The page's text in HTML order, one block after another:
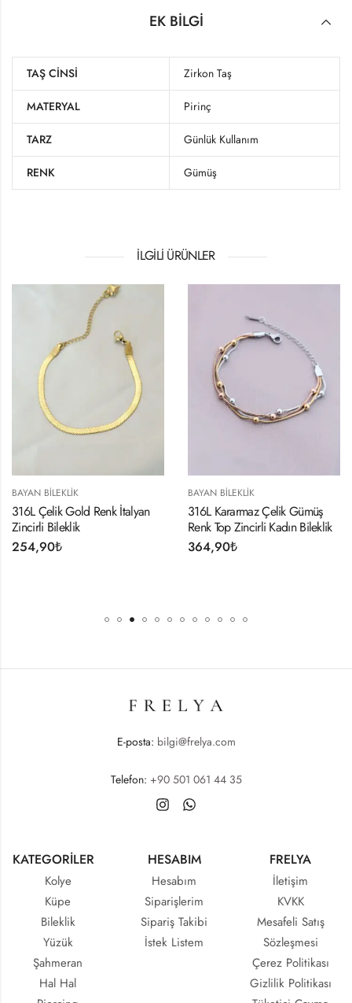
EK BILGI
TAŞ CINSI Zirkon Taş
MATERYAL Pirinç
TARZ Günlük Kullanım
RENK Gümüş
İLGILI ÜRÜNLER
BAYAN BILEKLIK
316L Çelik Gold Renk İtalyan
Zincirli Bileklik
254,90₺
BAYAN BILEKLIK
316L Kararmaz Çelik Gümüş
Renk Top Zincirli Kadın Bileklik
364,90₺
E-posta: bilgi@frelya.com
Telefon: +90 501 061 44 35
KATEGORİLER
Kolye
Küpe
Bileklik
Yüzük
Şahmeran
Hal Hal
HESABIM
Hesabım
Siparişlerim
Sipariş Takibi
İstek Listem
FRELYA
İletişim
KVKK
Mesafeli Satış
Sözleşmesi
Çerez Politikası
Gizlilik Politikası